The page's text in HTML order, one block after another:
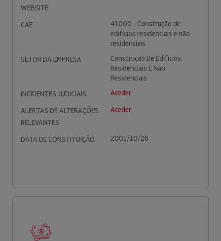
WEBSITE
CAE
41000 - Construção de
edifícios residenciais e não
residenciais
SETOR DA EMPRESA
Construção De Edifícios
Residenciais E Não
Residenciais
INCIDENTES JUDICIAIS
Aceder
ALERTAS DE ALTERAÇÕES
RELEVANTES
Aceder
DATA DE CONSTITUIÇÃO 2001/10/26